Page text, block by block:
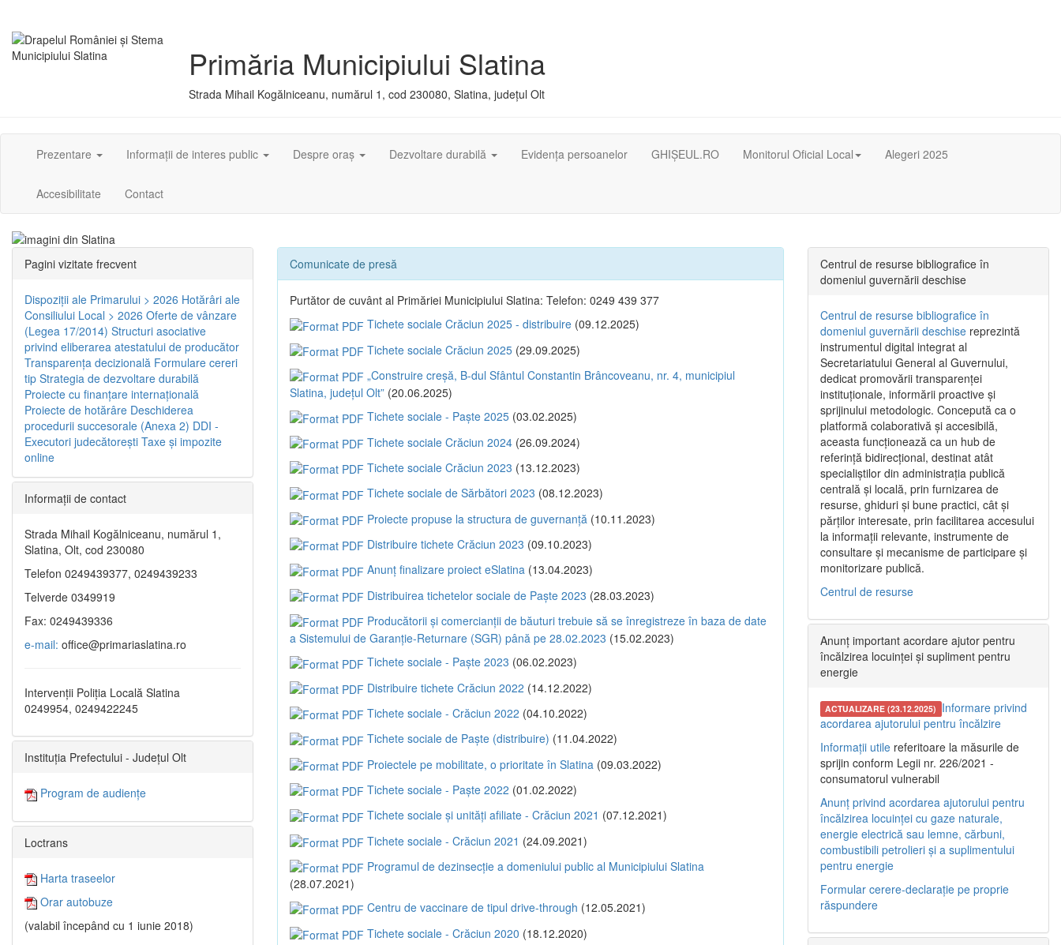
Primăria Municipiului Slatina
Strada Mihail Kogălniceanu, numărul 1, cod 230080, Slatina, județul Olt
Prezentare Informații de interes public Despre oraș Dezvoltare durabilă Evidența persoanelor GHIȘEUL.RO Monitorul Oficial Local Alegeri 2025
Accesibilitate Contact
Comunicate de presă
Purtător de cuvânt al Primăriei Municipiului Slatina: Telefon: 0249 439 377
Tichete sociale Crăciun 2025 - distribuire (09.12.2025)
Tichete sociale Crăciun 2025 (29.09.2025)
„Construire creșă, B-dul Sfântul Constantin Brâncoveanu, nr. 4, municipiul
Slatina, județul Olt” (20.06.2025)
Tichete sociale - Paște 2025 (03.02.2025)
Tichete sociale Crăciun 2024 (26.09.2024)
Tichete sociale Crăciun 2023 (13.12.2023)
Tichete sociale de Sărbători 2023 (08.12.2023)
Proiecte propuse la structura de guvernanță (10.11.2023)
Distribuire tichete Crăciun 2023 (09.10.2023)
Anunț finalizare proiect eSlatina (13.04.2023)
Distribuirea tichetelor sociale de Paște 2023 (28.03.2023)
Producătorii și comercianții de băuturi trebuie să se înregistreze în baza de date
a Sistemului de Garanție-Returnare (SGR) până pe 28.02.2023 (15.02.2023)
Tichete sociale - Paște 2023 (06.02.2023)
Distribuire tichete Crăciun 2022 (14.12.2022)
Tichete sociale - Crăciun 2022 (04.10.2022)
Tichete sociale de Paște (distribuire) (11.04.2022)
Proiectele pe mobilitate, o prioritate în Slatina (09.03.2022)
Tichete sociale - Paște 2022 (01.02.2022)
Tichete sociale și unități afiliate - Crăciun 2021 (07.12.2021)
Tichete sociale - Crăciun 2021 (24.09.2021)
Programul de dezinsecție a domeniului public al Municipiului Slatina
(28.07.2021)
Centru de vaccinare de tipul drive-through (12.05.2021)
Tichete sociale - Crăciun 2020 (18.12.2020)
Pagini vizitate frecvent
Dispoziţii ale Primarului > 2026 Hotărâri ale
Consiliului Local > 2026 Oferte de vânzare
(Legea 17/2014) Structuri asociative
privind eliberarea atestatului de producător
Transparenţa decizională Formulare cereri
tip Strategia de dezvoltare durabilă
Proiecte cu finanţare internaţională
Proiecte de hotărâre Deschiderea
procedurii succesorale (Anexa 2) DDI -
Executori judecătorești Taxe şi impozite
online
Informaţii de contact
Strada Mihail Kogălniceanu, numărul 1,
Slatina, Olt, cod 230080
Telefon 0249439377, 0249439233
Telverde 0349919
Fax: 0249439336
e-mail: office@primariaslatina.ro
Intervenții Poliția Locală Slatina
0249954, 0249422245
Instituția Prefectului - Județul Olt
Program de audiențe
Loctrans
Harta traseelor
Orar autobuze
(valabil începând cu 1 iunie 2018)
Centrul de resurse bibliografice în
domeniul guvernării deschise
Centrul de resurse bibliografice în
domeniul guvernării deschise reprezintă
instrumentul digital integrat al
Secretariatului General al Guvernului,
dedicat promovării transparenței
instituționale, informării proactive și
sprijinului metodologic. Concepută ca o
platformă colaborativă și accesibilă,
aceasta funcționează ca un hub de
referință bidirecțional, destinat atât
specialiștilor din administrația publică
centrală și locală, prin furnizarea de
resurse, ghiduri și bune practici, cât și
părților interesate, prin facilitarea accesului
la informații relevante, instrumente de
consultare și mecanisme de participare și
monitorizare publică.
Centrul de resurse
Anunț important acordare ajutor pentru
încălzirea locuinței și supliment pentru
energie
ACTUALIZARE (23.12.2025) Informare privind
acordarea ajutorului pentru încălzire
Informații utile referitoare la măsurile de
sprijin conform Legii nr. 226/2021 -
consumatorul vulnerabil
Anunț privind acordarea ajutorului pentru
încălzirea locuinței cu gaze naturale,
energie electrică sau lemne, cărbuni,
combustibili petrolieri și a suplimentului
pentru energie
Formular cerere-declarație pe proprie
răspundere